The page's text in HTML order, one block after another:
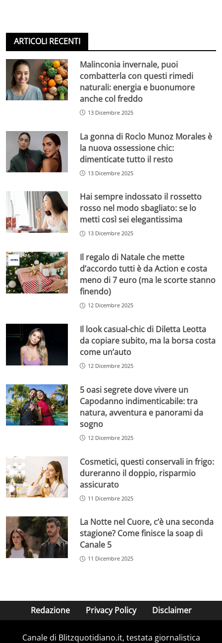
ARTICOLI RECENTI
Malinconia invernale, puoi
combatterla con questi rimedi
naturali: energia e buonumore
anche col freddo
13 Dicembre 2025
La gonna di Rocìo Munoz Morales è
la nuova ossessione chic:
dimenticate tutto il resto
13 Dicembre 2025
Hai sempre indossato il rossetto
rosso nel modo sbagliato: se lo
metti così sei elegantissima
13 Dicembre 2025
Il regalo di Natale che mette
d’accordo tutti è da Action e costa
meno di 7 euro (ma le scorte stanno
finendo)
12 Dicembre 2025
Il look casual-chic di Diletta Leotta
da copiare subito, ma la borsa costa
come un’auto
12 Dicembre 2025
5 oasi segrete dove vivere un
Capodanno indimenticabile: tra
natura, avventura e panorami da
sogno
12 Dicembre 2025
Cosmetici, questi conservali in frigo:
dureranno il doppio, risparmio
assicurato
11 Dicembre 2025
La Notte nel Cuore, c’è una seconda
stagione? Come finisce la soap di
Canale 5
11 Dicembre 2025
Redazione Privacy Policy Disclaimer
Canale di Blitzquotidiano.it, testata giornalistica